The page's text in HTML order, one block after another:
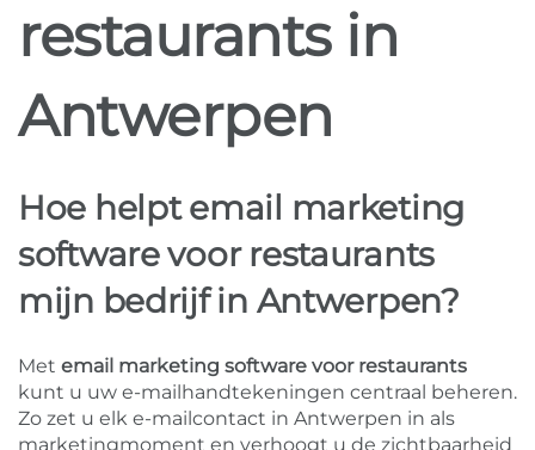
restaurants in
Antwerpen
Hoe helpt email marketing
software voor restaurants
mijn bedrijf in Antwerpen?
Met email marketing software voor restaurants
kunt u uw e-mailhandtekeningen centraal beheren.
Zo zet u elk e-mailcontact in Antwerpen in als
marketingmoment en verhoogt u de zichtbaarheid